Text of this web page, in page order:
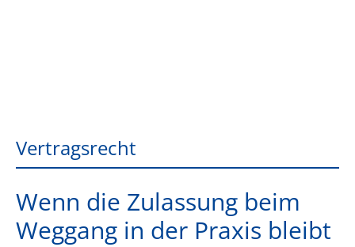
Vertragsrecht
Wenn die Zulassung beim
Weggang in der Praxis bleibt